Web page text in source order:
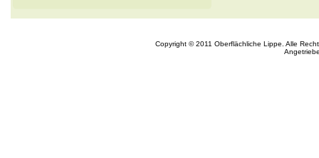
Copyright © 2011 Oberflächliche Lippe. Alle